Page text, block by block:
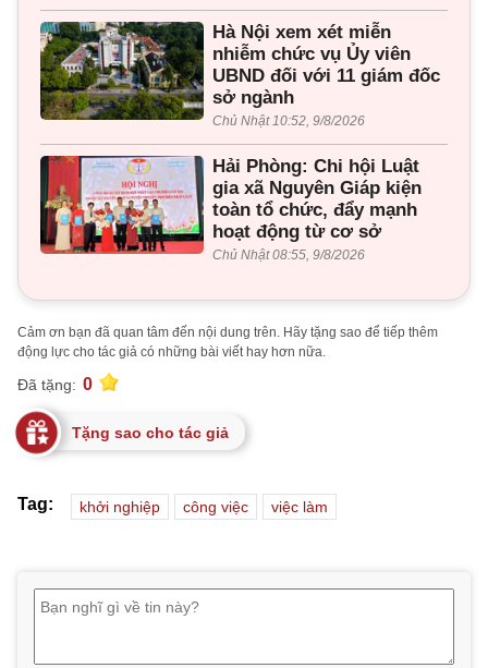
Hà Nội xem xét miễn
nhiễm chức vụ Ủy viên
UBND đối với 11 giám đốc
sở ngành
Chủ Nhật 10:52, 9/8/2026
Hải Phòng: Chi hội Luật
gia xã Nguyên Giáp kiện
toàn tổ chức, đẩy mạnh
hoạt động từ cơ sở
Chủ Nhật 08:55, 9/8/2026
Cảm ơn bạn đã quan tâm đến nội dung trên. Hãy tặng sao để tiếp thêm
động lực cho tác giả có những bài viết hay hơn nữa.
Đã tặng: 0
Tặng sao cho tác giả
Tag: khởi nghiệp công việc việc làm